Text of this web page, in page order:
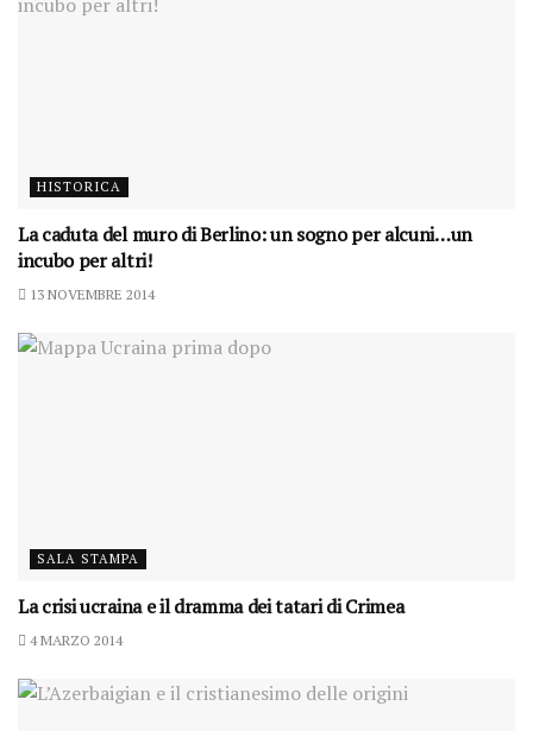
HISTORICA
La caduta del muro di Berlino: un sogno per alcuni…un
incubo per altri!
13 NOVEMBRE 2014
SALA STAMPA
La crisi ucraina e il dramma dei tatari di Crimea
4 MARZO 2014